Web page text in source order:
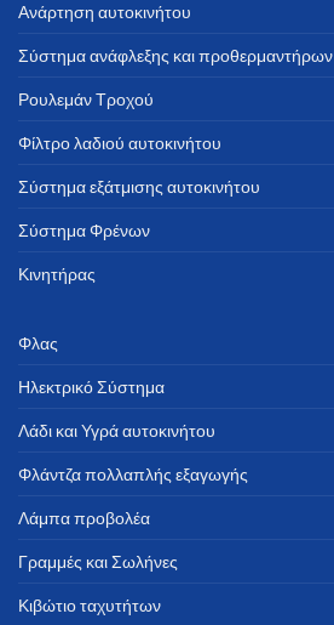
Ανάρτηση αυτοκινήτου
Σύστημα ανάφλεξης και προθερμαντήρων
Ρουλεμάν Τροχού
Φίλτρο λαδιού αυτοκινήτου
Σύστημα εξάτμισης αυτοκινήτου
Σύστημα Φρένων
Κινητήρας
Φλας
Ηλεκτρικό Σύστημα
Λάδι και Υγρά αυτοκινήτου
Φλάντζα πολλαπλής εξαγωγής
Λάμπα προβολέα
Γραμμές και Σωλήνες
Κιβώτιο ταχυτήτων